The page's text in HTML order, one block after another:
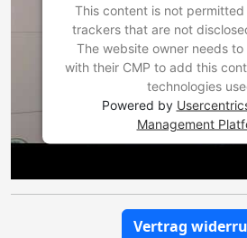
This content is not
trackers that are not
The website owner needs
with their CMP to add this
technologies
Powered by
Management
Vertrag